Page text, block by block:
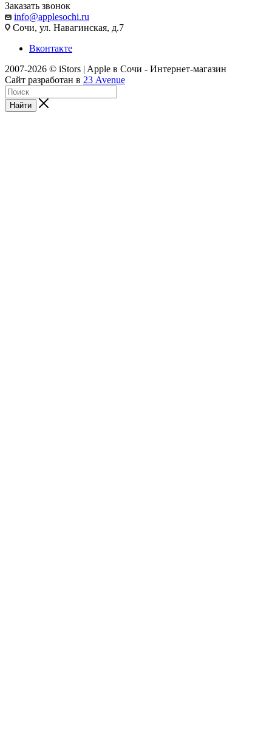
Заказать звонок
info@applesochi.ru
Сочи, ул. Навагинская, д.7
Вконтакте
2007-2026 © iStors | Apple в Сочи - Интернет-магазин
Сайт разработан в 23 Avenue
Найти